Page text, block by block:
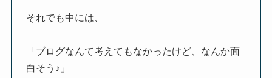
それでも中には、
「ブログなんて考えてもなかったけど、なんか面
白そう♪」